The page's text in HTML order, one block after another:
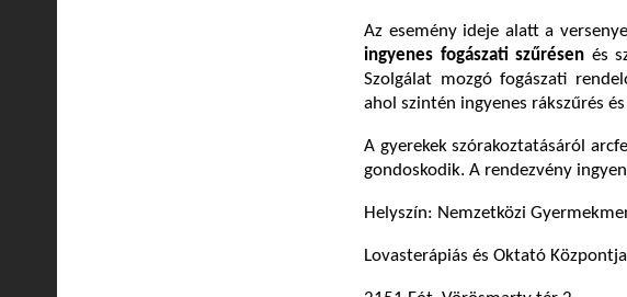
Az esemény ideje alatt a
ingyenes fogászati szűrésen és
Szolgálat mozgó fogászati
ahol szintén ingyenes rákszűrés
A gyerekek szórakoztatásáról
gondoskodik. A rendezvény
Helyszín: Nemzetközi
Lovasterápiás és Oktató Központja